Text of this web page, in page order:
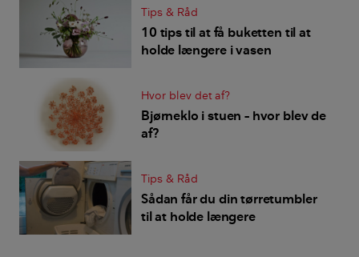
Tips & Råd
10 tips til at få buketten til at
holde længere i vasen
Hvor blev det af?
Bjørneklo i stuen – hvor blev de
af?
Tips & Råd
Sådan får du din tørretumbler
til at holde længere